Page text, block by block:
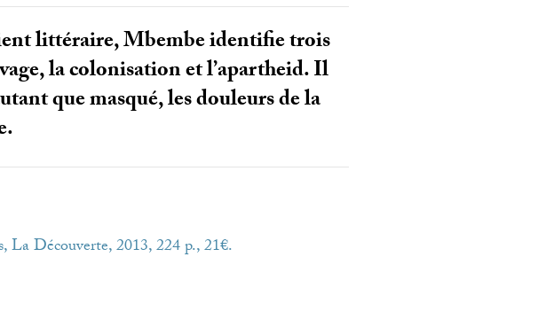
littéraire, Mbembe identifie trois
la colonisation et l’apartheid. Il
que masqué, les douleurs de la
La Découverte, 2013, 224 p., 21€.